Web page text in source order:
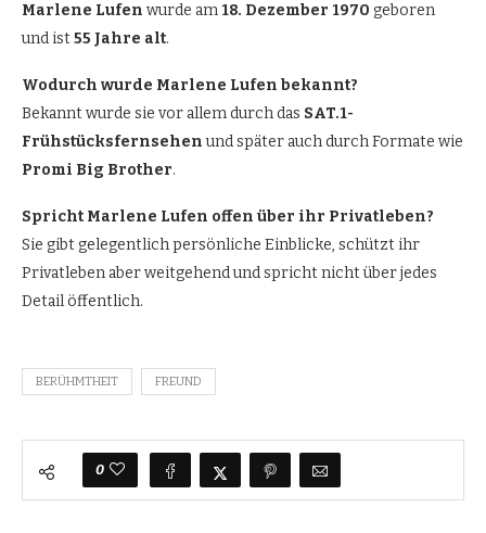
Marlene Lufen wurde am18. Dezember 1970 geboren
und ist55 Jahre alt.
Wodurch wurde Marlene Lufen bekannt?
Bekannt wurde sie vor allem durch das SAT.1-
Frühstücksfernsehenund später auch durch Formate wie
Promi Big Brother.
Spricht Marlene Lufen offen über ihr Privatleben?
Sie gibt gelegentlich persönliche Einblicke, schützt ihr
Privatleben aber weitgehend und spricht nicht über jedes
Detail öffentlich.
BERÜHMTHEIT FREUND
0